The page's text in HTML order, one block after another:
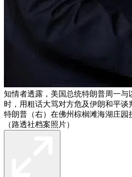
知情者透露，美国总统特朗普周一与
时，用粗话大骂对方危及伊朗和平谈
特朗普（右）在佛州棕榈滩海湖庄园
（路透社档案照片）